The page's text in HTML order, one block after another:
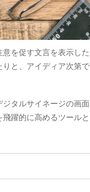
を促す文言を表示した
と、アイディア次第で
タルサイネージの画面
躍的に高めるツールと